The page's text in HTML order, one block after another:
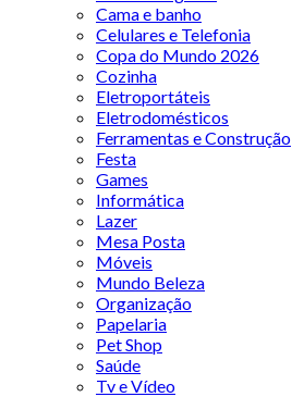
Cama e banho
Celulares e Telefonia
Copa do Mundo 2026
Cozinha
Eletroportáteis
Eletrodomésticos
Ferramentas e Construção
Festa
Games
Informática
Lazer
Mesa Posta
Móveis
Mundo Beleza
Organização
Papelaria
Pet Shop
Saúde
Tv e Vídeo